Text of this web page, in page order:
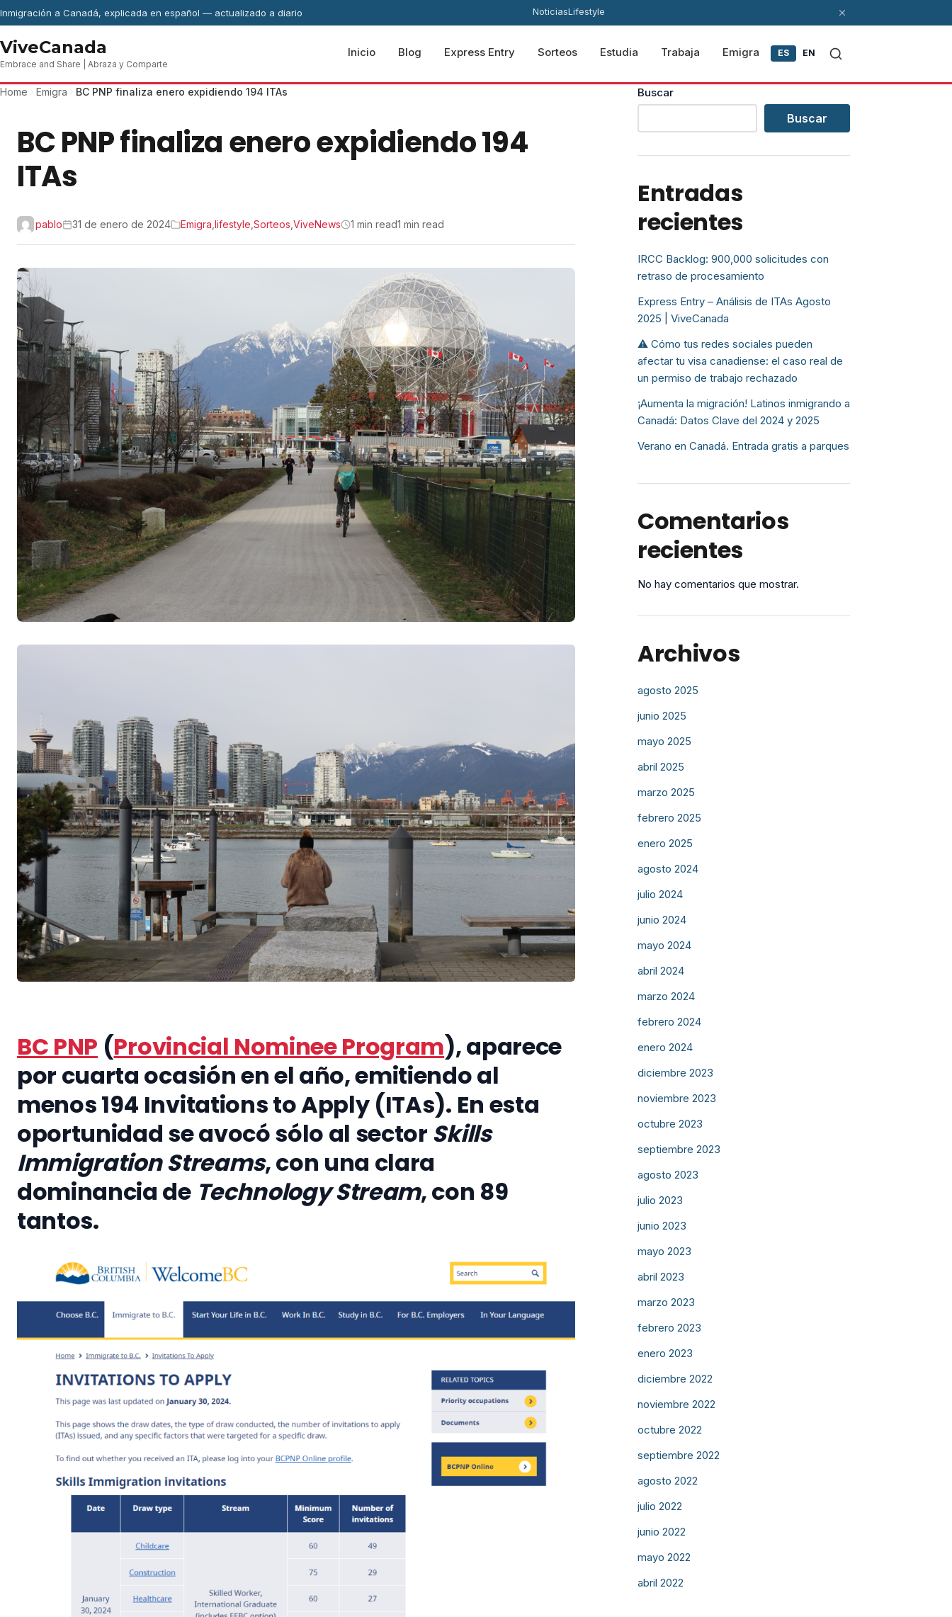
Skip to content
Inmigración a Canadá, explicada en español — actualizado a diario NoticiasLifestyle
ViveCanada
Embrace and Share | Abraza y Comparte
Inicio Blog Express Entry Sorteos Estudia Trabaja Emigra ES EN
Home Emigra BC PNP finaliza enero expidiendo 194 ITAs
BC PNP finaliza enero expidiendo 194
ITAs
pablo 31 de enero de 2024 Emigra lifestyle Sorteos ViveNews 1 min read1 min read
BC PNP (Provincial Nominee Program), aparece
por cuarta ocasión en el año, emitiendo al
menos 194 Invitations to Apply (ITAs). En esta
oportunidad se avocó sólo al sector Skills
Immigration Streams, con una clara
dominancia de Technology Stream, con 89
tantos.
Buscar
Buscar
Entradas
recientes
IRCC Backlog: 900,000 solicitudes con
retraso de procesamiento
Express Entry – Análisis de ITAs Agosto
2025 | ViveCanada
⚠️ Cómo tus redes sociales pueden
afectar tu visa canadiense: el caso real de
un permiso de trabajo rechazado
¡Aumenta la migración! Latinos inmigrando a
Canadá: Datos Clave del 2024 y 2025
Verano en Canadá. Entrada gratis a parques
Comentarios
recientes
No hay comentarios que mostrar.
Archivos
agosto 2025
junio 2025
mayo 2025
abril 2025
marzo 2025
febrero 2025
enero 2025
agosto 2024
julio 2024
junio 2024
mayo 2024
abril 2024
marzo 2024
febrero 2024
enero 2024
diciembre 2023
noviembre 2023
octubre 2023
septiembre 2023
agosto 2023
julio 2023
junio 2023
mayo 2023
abril 2023
marzo 2023
febrero 2023
enero 2023
diciembre 2022
noviembre 2022
octubre 2022
septiembre 2022
agosto 2022
julio 2022
junio 2022
mayo 2022
abril 2022